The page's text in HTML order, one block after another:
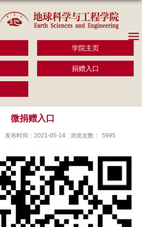
学院主页
捐赠入口
微捐赠入口
发布时间：2021-05-14 浏览次数： 5995